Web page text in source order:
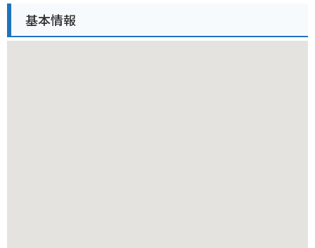
ンやノスタルジックな風景を楽しみたい方におすすめです。
基本情報